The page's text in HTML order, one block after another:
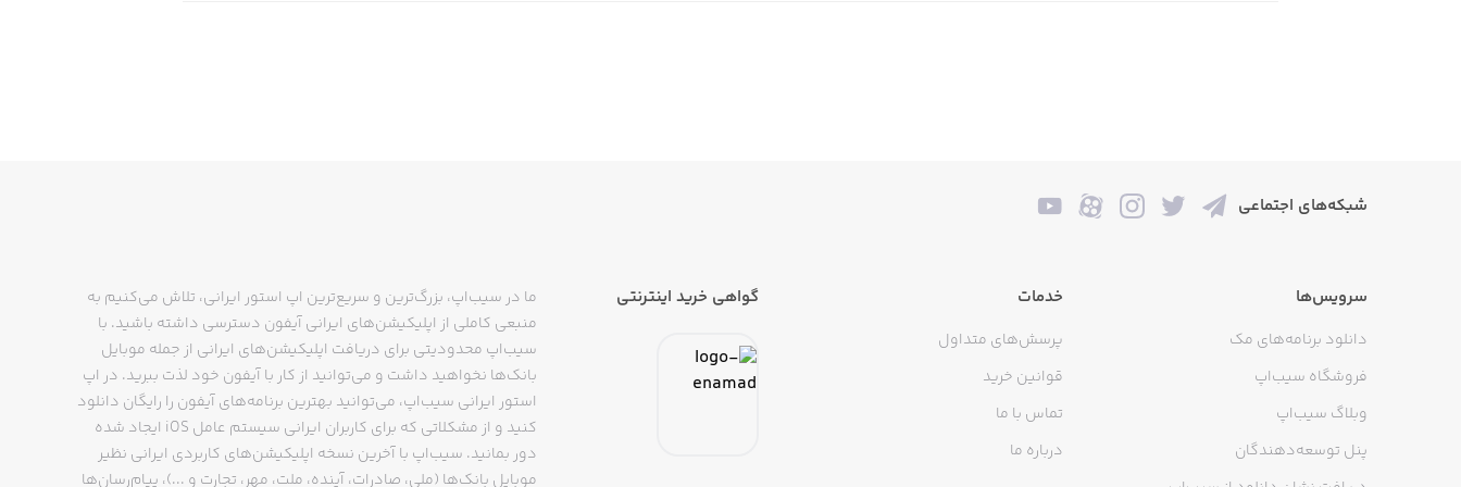
شبکه‌های اجتماعی
سرویس‌ها
دانلود برنامه‌های مک
فروشگاه سیب‌اپ
وبلاگ سیب‌اپ
پنل توسعه‌دهندگان
خدمات
پرسش‌های متداول
قوانین خرید
تماس با ما
درباره ما
گواهی خرید اینترنتی
ما در سیب‌اپ، بزرگ‌ترین و سریع‌ترین اپ استور ایرانی، تلاش می‌کنیم به
منبعی کاملی از اپلیکیشن‌های ایرانی آیفون دسترسی داشته باشید. با
سیب‌اپ محدودیتی برای دریافت اپلیکیشن‌های ایرانی از جمله موبایل
بانک‌ها نخواهید داشت و می‌توانید از کار با آیفون خود لذت ببرید. در اپ
استور ایرانی سیب‌اپ، می‌توانید بهترین برنامه‌های آیفون را رایگان دانلود
کنید و از مشکلاتی که برای کاربران ایرانی سیستم عامل iOS ایجاد شده
دور بمانید. سیب‌اپ با آخرین نسخه اپلیکیشن‌های کاربردی ایرانی نظیر
موبایل بانک‌ها (ملی، صادرات، آینده، ملت، مهر، تجارت و ...)، پیام‌رسان‌ها